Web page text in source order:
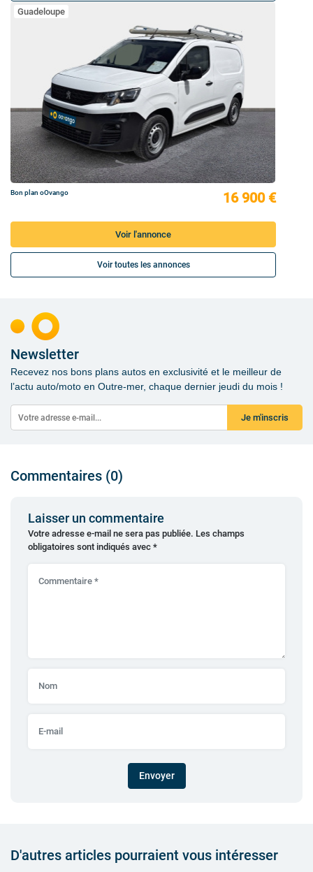
Guadeloupe
Bon plan oOvango 16 900 €
Voir l'annonce
Voir toutes les annonces
Newsletter
Recevez nos bons plans autos en exclusivité et le meilleur de
l’actu auto/moto en Outre-mer, chaque dernier jeudi du mois !
Je m'inscris
Commentaires (0)
Laisser un commentaire
Votre adresse e-mail ne sera pas publiée. Les champs
obligatoires sont indiqués avec *
Envoyer
D'autres articles pourraient vous intéresser